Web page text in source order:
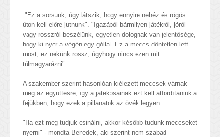
"Ez a sorsunk, úgy látszik, hogy ennyire nehéz és rögös
úton kell előre jutnunk". "Igazából bármilyen játékról, jóról
vagy rosszról beszélünk, egyetlen dolognak van jelentősége,
hogy ki nyer a végén egy góllal. Ez a meccs döntetlen lett
most, ez nekünk rossz, úgyhogy nincs ezen mit
túlmagyarázni".
A szakember szerint hasonlóan kiélezett meccsek várnak
még az együttesre, így a játékosainak ezt kell átfordítaniuk a
fejükben, hogy ezek a pillanatok az övék legyen.
"Ha ezt meg tudjuk csinálni, akkor később tudunk meccseket
nyerni" - mondta Benedek, aki szerint nem szabad